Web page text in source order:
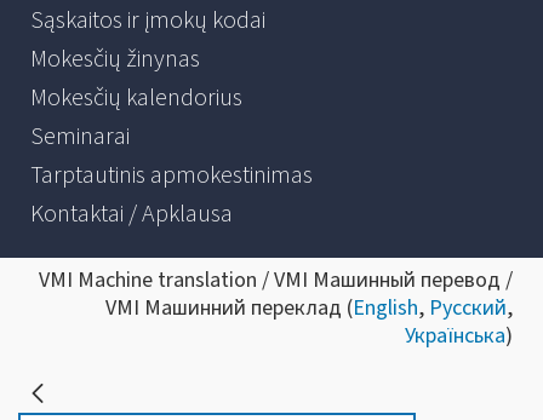
Sąskaitos ir įmokų kodai
Mokesčių žinynas
Mokesčių kalendorius
Seminarai
Tarptautinis apmokestinimas
Kontaktai / Apklausa
VMI Machine translation / VMI Машинный перевод /
VMI Машинний переклад (English, Русский,
Українська)